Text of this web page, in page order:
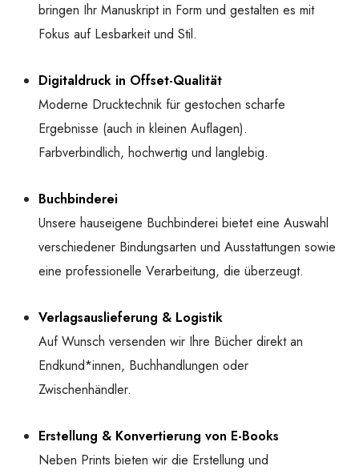
bringen Ihr Manuskript in Form und gestalten es mit
Fokus auf Lesbarkeit und Stil.
Digitaldruck in Offset-Qualität
Moderne Drucktechnik für gestochen scharfe
Ergebnisse (auch in kleinen Auflagen).
Farbverbindlich, hochwertig und langlebig.
Buchbinderei
Unsere hauseigene Buchbinderei bietet eine Auswahl
verschiedener Bindungsarten und Ausstattungen sowie
eine professionelle Verarbeitung, die überzeugt.
Verlagsauslieferung & Logistik
Auf Wunsch versenden wir Ihre Bücher direkt an
Endkund*innen, Buchhandlungen oder
Zwischenhändler.
Erstellung & Konvertierung von E-Books
Neben Prints bieten wir die Erstellung und